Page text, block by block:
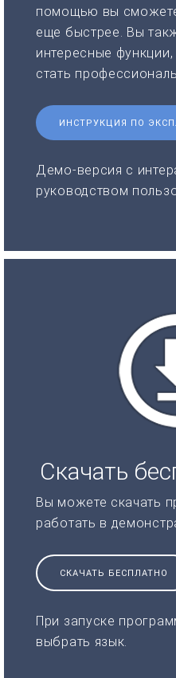
помощью вы
еще быстрее. Вы
интересные
стать
ИНСТРУКЦИЯ ПО
Демо-версия с
руководством
Скачать
Вы можете скачать
работать в
СКАЧАТЬ БЕСПЛАТНО
При запуске
выбрать язык.